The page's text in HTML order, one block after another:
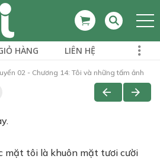
HÀNG LIÊN HỆ
02 - Chương 14: Tôi và những tấm ảnh
mặt tôi là khuôn mặt tươi cười